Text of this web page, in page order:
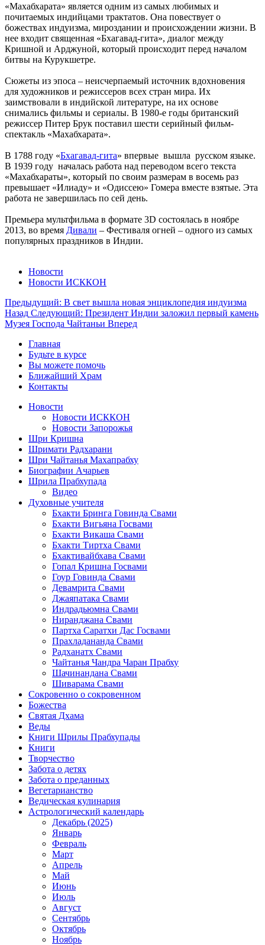
«Махабхарата» является одним из самых любимых и
почитаемых индийцами трактатов. Она повествует о
божествах индуизма, мироздании и происхождении жизни. В
нее входит священная «Бхагавад-гита», диалог между
Кришной и Арджуной, который происходит перед началом
битвы на Курукшетре.
Сюжеты из эпоса – неисчерпаемый источник вдохновения
для художников и режиссеров всех стран мира. Их
заимствовали в индийской литературе, на их основе
снимались фильмы и сериалы. В 1980-е годы британский
режиссер Питер Брук поставил шести серийный фильм-
спектакль «Махабхарата».
В 1788 году «Бхагавад-гита» впервые вышла русском языке.
В 1939 году началась работа над переводом всего текста
«Махабхараты», который по своим размерам в восемь раз
превышает «Илиаду» и «Одиссею» Гомера вместе взятые. Эта
работа не завершилась по сей день.
Премьера мультфильма в формате 3D состоялась в ноябре
2013, во время Дивали – Фестиваля огней – одного из самых
популярных праздников в Индии.
Новости
Новости ИСККОН
Предыдущий: В свет вышла новая энциклопедия индуизма
Назад Следующий: Президент Индии заложил первый камень
Музея Господа Чайтаньи Вперед
Главная
Будьте в курсе
Вы можете помочь
Ближайший Храм
Контакты
Новости
Новости ИСККОН
Новости Запорожья
Шри Кришна
Шримати Радхарани
Шри Чайтанья Махапрабху
Биографии Ачарьев
Шрила Прабхупада
Видео
Духовные учителя
Бхакти Бринга Говинда Свами
Бхакти Вигьяна Госвами
Бхакти Викаша Свами
Бхакти Тиртха Свами
Бхактивайбхава Свами
Гопал Кришна Госвами
Гоур Говинда Свами
Девамрита Свами
Джаяпатака Свами
Индрадьюмна Свами
Ниранджана Свами
Партха Саратхи Дас Госвами
Прахладананда Свами
Радханатх Свами
Чайтанья Чандра Чаран Прабху
Шачинандана Свами
Шиварама Свами
Сокровенно о сокровенном
Божества
Святая Дхама
Веды
Книги Шрилы Прабхупады
Книги
Творчество
Забота о детях
Забота о преданных
Вегетарианство
Ведическая кулинария
Астрологический календарь
Декабрь (2025)
Январь
Февраль
Март
Апрель
Май
Июнь
Июль
Август
Сентябрь
Октябрь
Ноябрь